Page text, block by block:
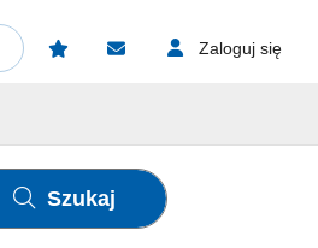
Zaloguj się
Szukaj